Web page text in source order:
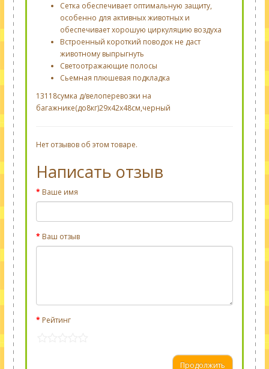
Сетка обеспечивает оптимальную защиту,
особенно для активныхживотных и
обеспечиваетхорошую циркуляцию воздуха
Встроенный короткий поводок не даст
животному выпрыгнуть
Светоотражающие полосы
Сьемная плюшевая подкладка
13118сумка д/велоперевозки на
багажнике(до8кг)29х42х48см,черный
Нет отзывов об этом товаре.
Написать отзыв
Ваше имя
Ваш отзыв
Рейтинг
Продолжить